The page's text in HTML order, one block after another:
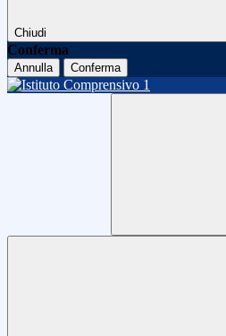
Chiudi
Conferma
Annulla Conferma